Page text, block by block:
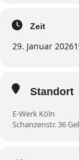
Zeit
29. Januar 2026
Standort
E-Werk Köln
Schanzenstr. 36